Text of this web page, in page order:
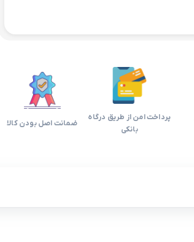
پرداخت امن از طریق درگاه
بانکی
ضمانت اصل بودن کالا